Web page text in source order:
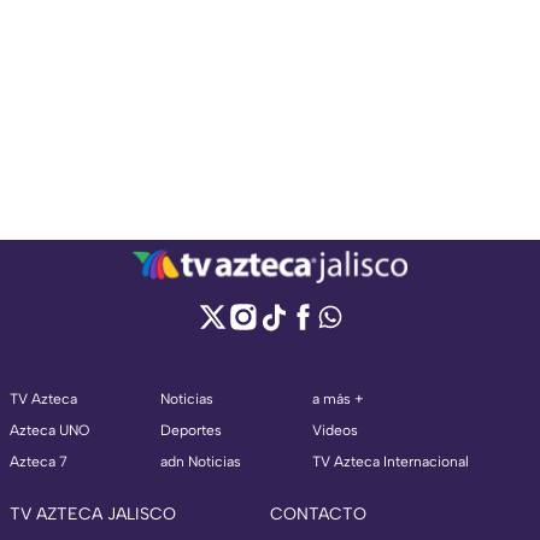
TV Azteca
Azteca UNO
Azteca 7
Noticias
Deportes
adn Noticias
a más +
Videos
TV Azteca Internacional
TV AZTECA JALISCO CONTACTO